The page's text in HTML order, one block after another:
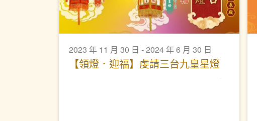
2023 年 11 月 30 日 - 2024 年 6 月 30 日
【領燈．迎福】虔請三台九皇星燈